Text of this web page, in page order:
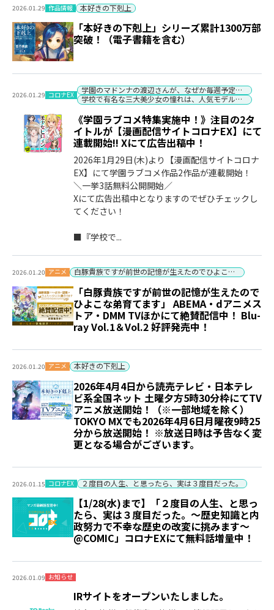
2026.01.29 作品情報 本好きの下剋上
「本好きの下剋上」シリーズ累計1300万部
突破！（電子書籍を含む）
2026.01.29 コロナEX
学園のマドンナの渡辺さんが、なぜか毎週予定を聞いてくる
学校で有名な三大美少女の憧れは、人気モデルの“女装”した俺らしい
《学園ラブコメ特集実施中！》注目の2タ
イトルが【漫画配信サイトコロナEX】にて
連載開始‼ Xにて広告出稿中！
2026年1月29日(木)より【漫画配信サイトコロナ
EX】にて学園ラブコメ作品2作品が連載開始！
＼一挙3話無料公開開始／
Xにて広告出稿中となりますのでぜひチェックし
てください！
■『学校で...
2026.01.20 アニメ 白豚貴族ですが前世の記憶が生えたのでひよこな弟育てます
「白豚貴族ですが前世の記憶が生えたので
ひよこな弟育てます」 ABEMA・dアニメス
トア・DMM TVほかにて絶賛配信中！ Blu-
ray Vol.1＆Vol.2 好評発売中！
2026.01.20 アニメ 本好きの下剋上
2026年4月4日から読売テレビ・日本テレ
ビ系全国ネット 土曜夕方5時30分枠にてTV
アニメ放送開始！（※一部地域を除く）
TOKYO MXでも2026年4月6日月曜夜9時25
分から放送開始！ ※放送日時は予告なく変
更となる場合がございます。
2026.01.15 コロナEX ２度目の人生、と思ったら、実は３度目だった。
【1/28(水)まで】「２度目の人生、と思っ
たら、実は３度目だった。～歴史知識と内
政努力で不幸な歴史の改変に挑みます～
@COMIC」コロナEXにて無料話増量中！
2026.01.09 お知らせ
IRサイトをオープンいたしました。